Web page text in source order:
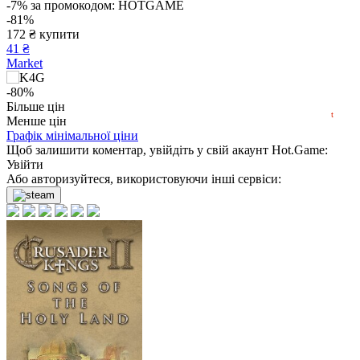
-7% за промокодом: HOTGAME
-81%
172 ₴ купити
41 ₴
Market
-80%
176 ₴купити
Market
-15% за промокодом: hotgame
-80%
183 ₴купити
-78%
201 ₴купити
-75%
223 ₴купити
-69%
279 ₴
купити
Market
Більше цін
Менше цін
t
100
200
300
400
500
Графік мінімальної ціни
Щоб залишити коментар, увійдіть у свій акаунт Hot.Game:
Увійти
Або авторизуйтеся, використовуючи інші сервіси: